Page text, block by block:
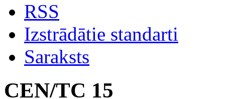
RSS
Izstrādātie standarti
Saraksts
CEN/TC 15